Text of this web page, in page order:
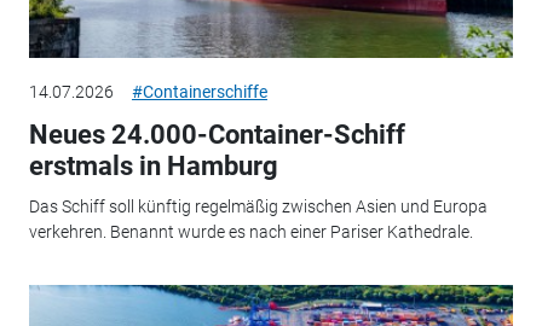
14.07.2026 #Containerschiffe
Neues 24.000-Container-Schiff
erstmals in Hamburg
Das Schiff soll künftig regelmäßig zwischen Asien und Europa
verkehren. Benannt wurde es nach einer Pariser Kathedrale.